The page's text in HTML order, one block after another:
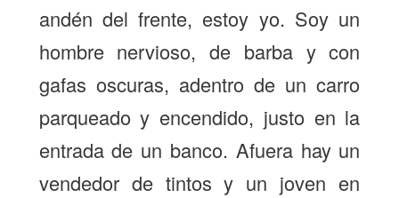
andén del frente, estoy yo. Soy un
hombre nervioso, de barba y con
gafas oscuras, adentro de un carro
parqueado y encendido, justo en la
entrada de un banco. Afuera hay un
vendedor de tintos y un joven en